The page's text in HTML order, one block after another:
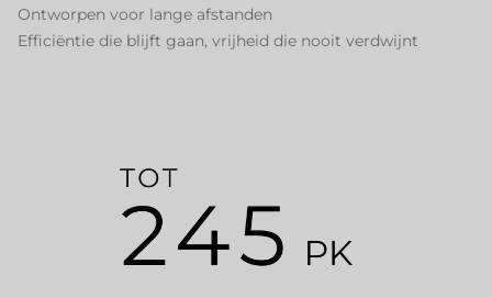
Ontworpen voor lange afstanden
Efficiëntie die blijft gaan, vrijheid die nooit verdwijnt